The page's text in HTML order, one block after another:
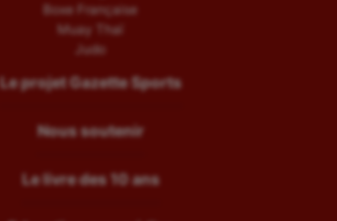
Boxe Française
Muay Thaï
Judo
Le projet Gazette Sports
Nous soutenir
Le livre des 10 ans